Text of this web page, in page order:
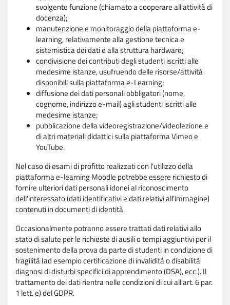
svolgente funzione (chiamato a cooperare all'attività di
docenza);
manutenzione e monitoraggio della piattaforma e-
learning, relativamente alla gestione tecnica e
sistemistica dei dati e alla struttura hardware;
condivisione dei contributi degli studenti iscritti alle
medesime istanze, usufruendo delle risorse/attività
disponibili sulla piattaforma e-Learning;
diffusione dei dati personali obbligatori (nome,
cognome, indirizzo e-mail) agli studenti iscritti alle
medesime istanze;
pubblicazione della videoregistrazione/videolezione e
di altri materiali didattici sulla piattaforma Vimeo e
YouTube.
Nel caso di esami di profitto realizzati con l'utilizzo della
piattaforma e-learning Moodle potrebbe essere richiesto di
fornire ulteriori dati personali idonei al riconoscimento
dell'interessato (dati identificativi e dati relativi all'immagine)
contenuti in documenti di identità.
Occasionalmente potranno essere trattati dati relativi allo
stato di salute per le richieste di ausili o tempi aggiuntivi per il
sostenimento della prova da parte di studenti in condizione di
fragilità (ad esempio certificazione di invalidità o disabilità
diagnosi di disturbi specifici di apprendimento (DSA), ecc.). Il
trattamento dei dati rientra nelle condizioni di cui all'art. 6 par.
1 lett. e) del GDPR.